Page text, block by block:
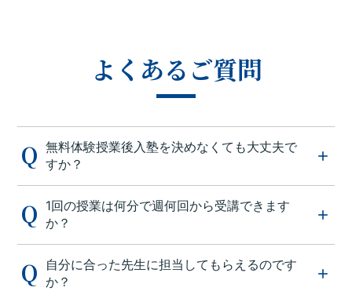
よくあるご質問
無料体験授業後入塾を決めなくても大丈夫で
すか？
1回の授業は何分で週何回から受講できます
か？
自分に合った先生に担当してもらえるのです
か？